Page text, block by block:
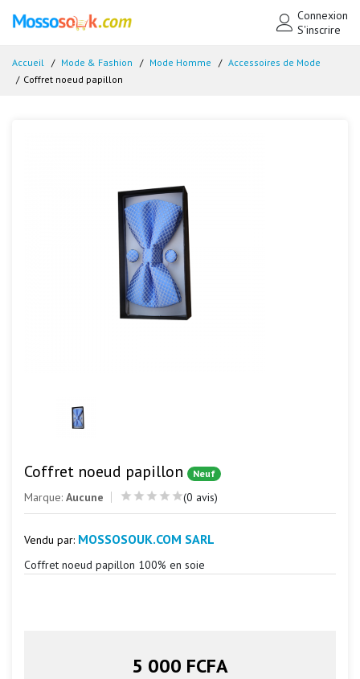
Connexion
S'inscrire
Accueil Mode & Fashion Mode Homme
Accessoires de Mode
Coffret noeud papillon
Coffret noeud papillon Neuf
Marque: Aucune (0 avis)
Vendu par: MOSSOSOUK.COM SARL
Coffret noeud papillon 100% en soie
5 000 FCFA